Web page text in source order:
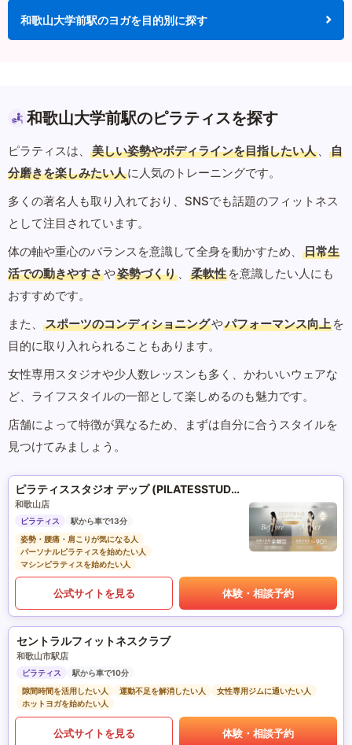
和歌山大学前駅のヨガを目的別に探す
和歌山大学前駅のピラティスを探す
ピラティスは、 美しい姿勢やボディラインを目指したい人 、
自
分磨きを楽しみたい人に人気のトレーニングです。
多くの著名人も取り入れており、SNSでも話題のフィットネス
として注目されています。
体の軸や重心のバランスを意識して全身を動かすため、
日常生
活での動きやすさや姿勢づくり 、 柔軟性 を意識したい人にも
おすすめです。
また、
スポーツのコンディショニングやパフォーマンス向上 を
目的に取り入れられることもあります。
女性専用スタジオや少人数レッスンも多く、かわいいウェアな
ど、ライフスタイルの一部として楽しめるのも魅力です。
店舗によって特徴が異なるため、まずは自分に合うスタイルを
見つけてみましょう。
ピラティススタジオ デップ (PILATESSTUDIO DEP)
和歌山店
ピラティス
駅から車で13分
姿勢・腰痛・肩こりが気になる人
パーソナルピラティスを始めたい人
マシンピラティスを始めたい人
公式サイトを見る 体験・相談予約
セントラルフィットネスクラブ
和歌山市駅店
ピラティス
駅から車で10分
隙間時間を活用したい人
運動不足を解消したい人
女性専用ジムに通いたい人
ホットヨガを始めたい人
公式サイトを見る 体験・相談予約